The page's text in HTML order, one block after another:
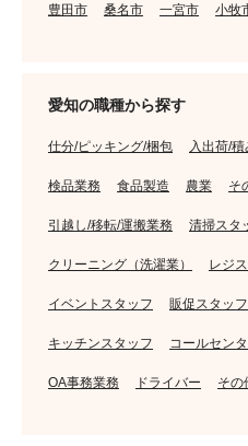
豊田市 桑名市 一宮市 小牧
愛知の職種から探す
仕分/ピッキング/梱包 入出荷/
検品業務 食品製造 農業 そ
引越し/移転/運搬業務 清掃スタ
クリーニング（洗濯業） レジ
イベントスタッフ 販促スタッフ
キッチンスタッフ コールセン
OA事務業務 ドライバー その